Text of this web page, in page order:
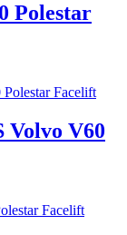
Polestar
Volvo V60